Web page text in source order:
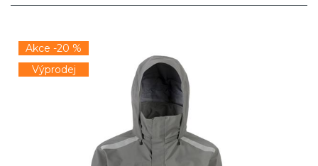
Akce -20 %
Výprodej